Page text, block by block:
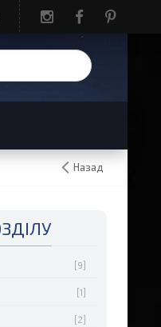
Назад
[9]
[1]
[2]